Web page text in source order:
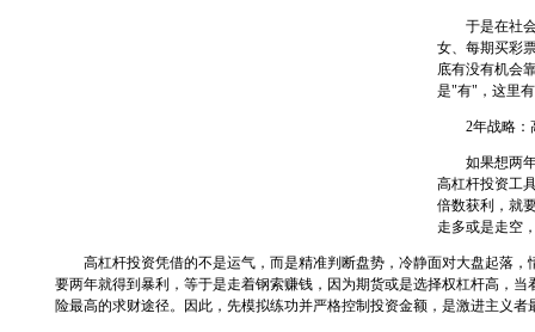
于是在社会
女、每期买彩
底有没有机会
是"有"，这里
2年战略：
如果想两年
高杠杆投资工
倍数获利，就
走多或是走空
高杠杆投资凭借的不是运气，而是精准判断盘势，冷静面对大盘起落，
要两年就得到暴利，等于是走着钢索赚钱，因为期货或是选择权杠杆高，
险最高的求财途径。因此，先模拟练功并严格控制投资金额，是激进主义者